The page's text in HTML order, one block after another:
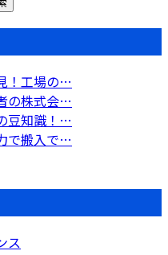
！工場の…
の株式会…
豆知識！…
で搬入で…
ス